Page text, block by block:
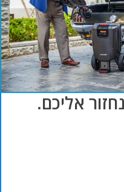
אליכם.